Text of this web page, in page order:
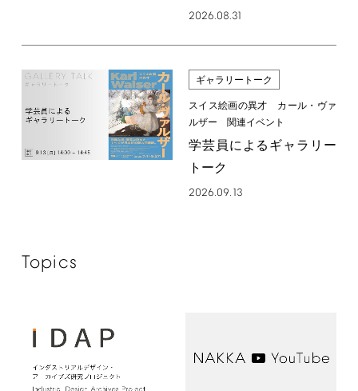
2026.08.31
ギャラリートーク
スイス絵画の異才 カール・ヴァ
ルザー 関連イベント
学芸員によるギャラリー
トーク
2026.09.13
Topics